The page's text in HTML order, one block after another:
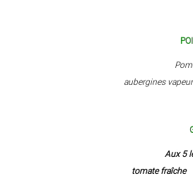
aubergines vapeur
Aux 5
tomatefraîche